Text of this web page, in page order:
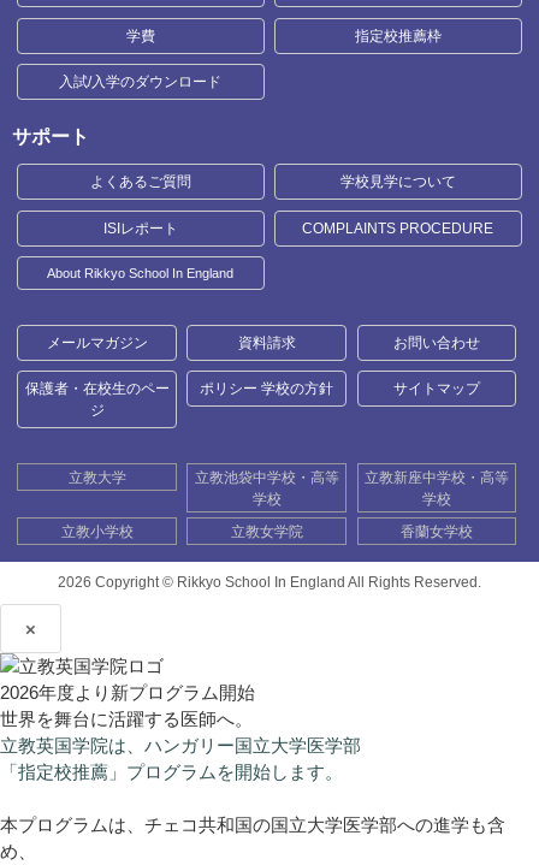
学費 指定校推薦枠
入試/入学のダウンロード
サポート
よくあるご質問 学校見学について
ISIレポート COMPLAINTS PROCEDURE
About Rikkyo School In England
メールマガジン 資料請求 お問い合わせ
保護者・在校生のペー
ジ
ポリシー 学校の方針 サイトマップ
立教大学
立教池袋中学校・高等
学校
立教新座中学校・高等
学校
立教小学校
立教女学院 香蘭女学校
2026 Copyright © Rikkyo School In England All Rights Reserved.
×
2026年度より新プログラム開始
世界を舞台に活躍する医師へ。
立教英国学院は、ハンガリー国立大学医学部
「指定校推薦」プログラムを開始します。
本プログラムは、チェコ共和国の国立大学医学部への進学も含
め、